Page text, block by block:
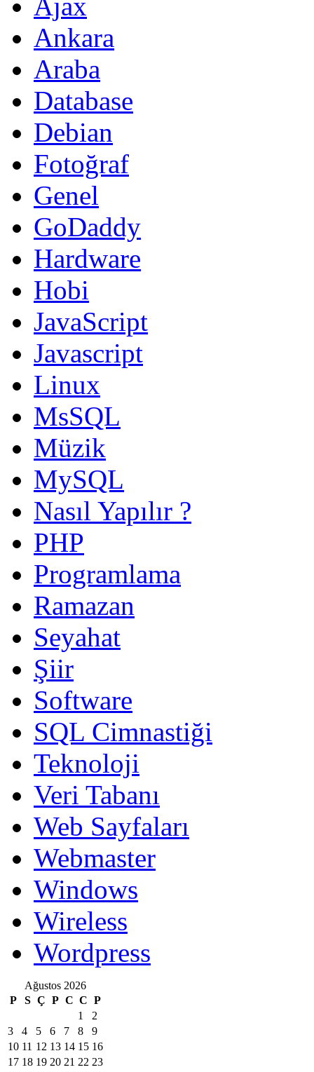
Ankara
Araba
Database
Debian
Fotoğraf
Genel
GoDaddy
Hardware
Hobi
JavaScript
Javascript
Linux
MsSQL
Müzik
MySQL
Nasıl Yapılır ?
PHP
Programlama
Ramazan
Seyahat
Şiir
Software
SQL Cimnastiği
Teknoloji
Veri Tabanı
Web Sayfaları
Webmaster
Windows
Wireless
Wordpress
Ağustos 2026
P
S Ç P C C P
1
2
3
4 5 6 7 8
9
10 11 12 13 14 15 16
17 18 19 20 21 22 23